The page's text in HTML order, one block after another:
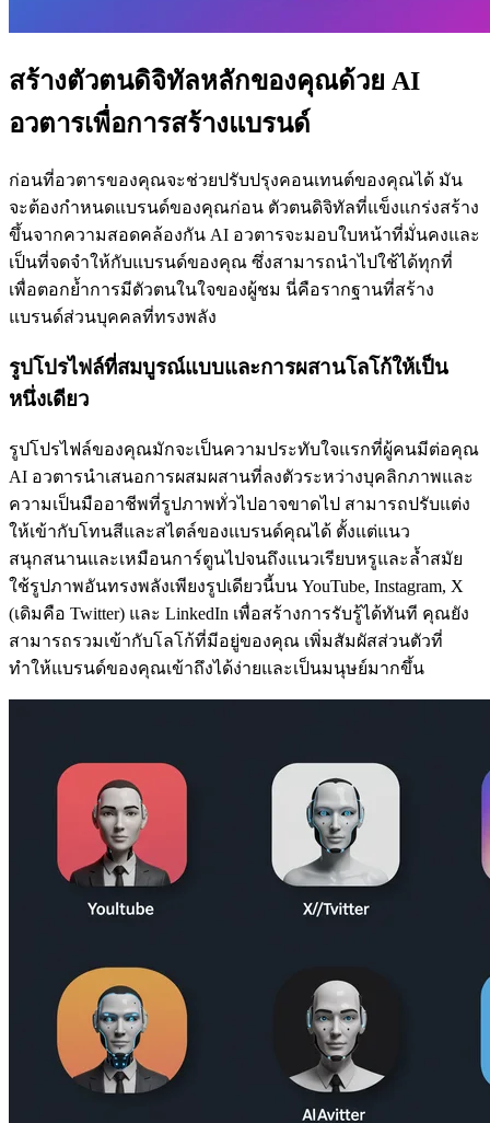
สร้างตัวตนดิจิทัลหลักของคุณด้วย AI
อวตารเพื่อการสร้างแบรนด์
ก่อนที่อวตารของคุณจะช่วยปรับปรุงคอนเทนต์ของคุณได้ มัน
จะต้องกำหนดแบรนด์ของคุณก่อน ตัวตนดิจิทัลที่แข็งแกร่งสร้าง
ขึ้นจากความสอดคล้องกัน AI อวตารจะมอบใบหน้าที่มั่นคงและ
เป็นที่จดจำให้กับแบรนด์ของคุณ ซึ่งสามารถนำไปใช้ได้ทุกที่
เพื่อตอกย้ำการมีตัวตนในใจของผู้ชม นี่คือรากฐานที่สร้าง
แบรนด์ส่วนบุคคลที่ทรงพลัง
รูปโปรไฟล์ที่สมบูรณ์แบบและการผสานโลโก้ให้เป็น
หนึ่งเดียว
รูปโปรไฟล์ของคุณมักจะเป็นความประทับใจแรกที่ผู้คนมีต่อคุณ
AI อวตารนำเสนอการผสมผสานที่ลงตัวระหว่างบุคลิกภาพและ
ความเป็นมืออาชีพที่รูปภาพทั่วไปอาจขาดไป สามารถปรับแต่ง
ให้เข้ากับโทนสีและสไตล์ของแบรนด์คุณได้ ตั้งแต่แนว
สนุกสนานและเหมือนการ์ตูนไปจนถึงแนวเรียบหรูและล้ำสมัย
ใช้รูปภาพอันทรงพลังเพียงรูปเดียวนี้บน YouTube, Instagram, X
(เดิมคือ Twitter) และ LinkedIn เพื่อสร้างการรับรู้ได้ทันที คุณยัง
สามารถรวมเข้ากับโลโก้ที่มีอยู่ของคุณ เพิ่มสัมผัสส่วนตัวที่
ทำให้แบรนด์ของคุณเข้าถึงได้ง่ายและเป็นมนุษย์มากขึ้น